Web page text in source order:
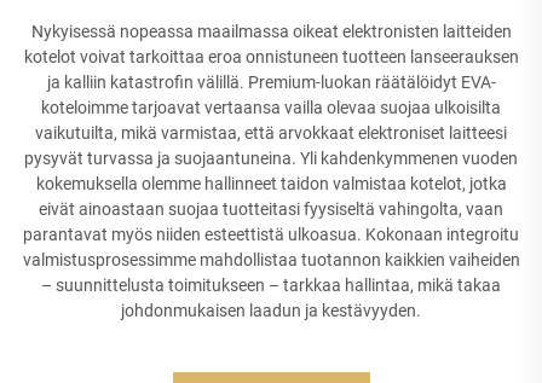
Nykyisessä nopeassa maailmassa oikeat elektronisten laitteiden
kotelot voivat tarkoittaa eroa onnistuneen tuotteen lanseerauksen
ja kalliin katastrofin välillä. Premium-luokan räätälöidyt EVA-
koteloimme tarjoavat vertaansa vailla olevaa suojaa ulkoisilta
vaikutuilta, mikä varmistaa, että arvokkaat elektroniset laitteesi
pysyvät turvassa ja suojaantuneina. Yli kahdenkymmenen vuoden
kokemuksella olemme hallinneet taidon valmistaa kotelot, jotka
eivät ainoastaan suojaa tuotteitasi fyysiseltä vahingolta, vaan
parantavat myös niiden esteettistä ulkoasua. Kokonaan integroitu
valmistusprosessimme mahdollistaa tuotannon kaikkien vaiheiden
– suunnittelusta toimitukseen – tarkkaa hallintaa, mikä takaa
johdonmukaisen laadun ja kestävyyden.